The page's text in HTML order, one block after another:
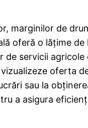
marginilor de
oferă o lățime de
de servicii
oferta
sau la
a asigura